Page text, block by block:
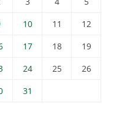
10 11
12
17 18
19
24 25
26
31